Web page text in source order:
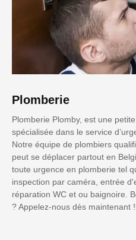
Plomberie
Plomberie Plomby, est une
spécialisée dans le service
Notre équipe de plombiers
peut se déplacer partout en
toute urgence en plomberie tel
inspection par caméra, entrée
réparation WC et ou baignoire.
? Appelez-nous dès maintenant